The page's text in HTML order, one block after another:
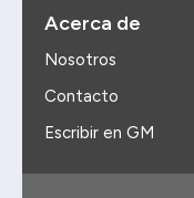
Acerca de
Nosotros
Contacto
Escribir en GM